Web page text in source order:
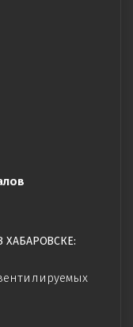
ХАБАРОВСКЕ: